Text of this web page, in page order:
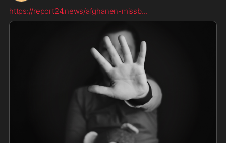
https://report24.news/afghanen-missb...